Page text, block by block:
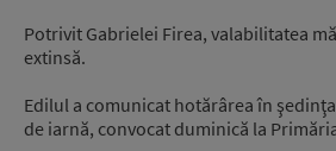
Potrivit Gabrielei Firea, valabilitatea
extinsă.
Edilul a comunicat hotărârea în
de iarnă, convocat duminică la